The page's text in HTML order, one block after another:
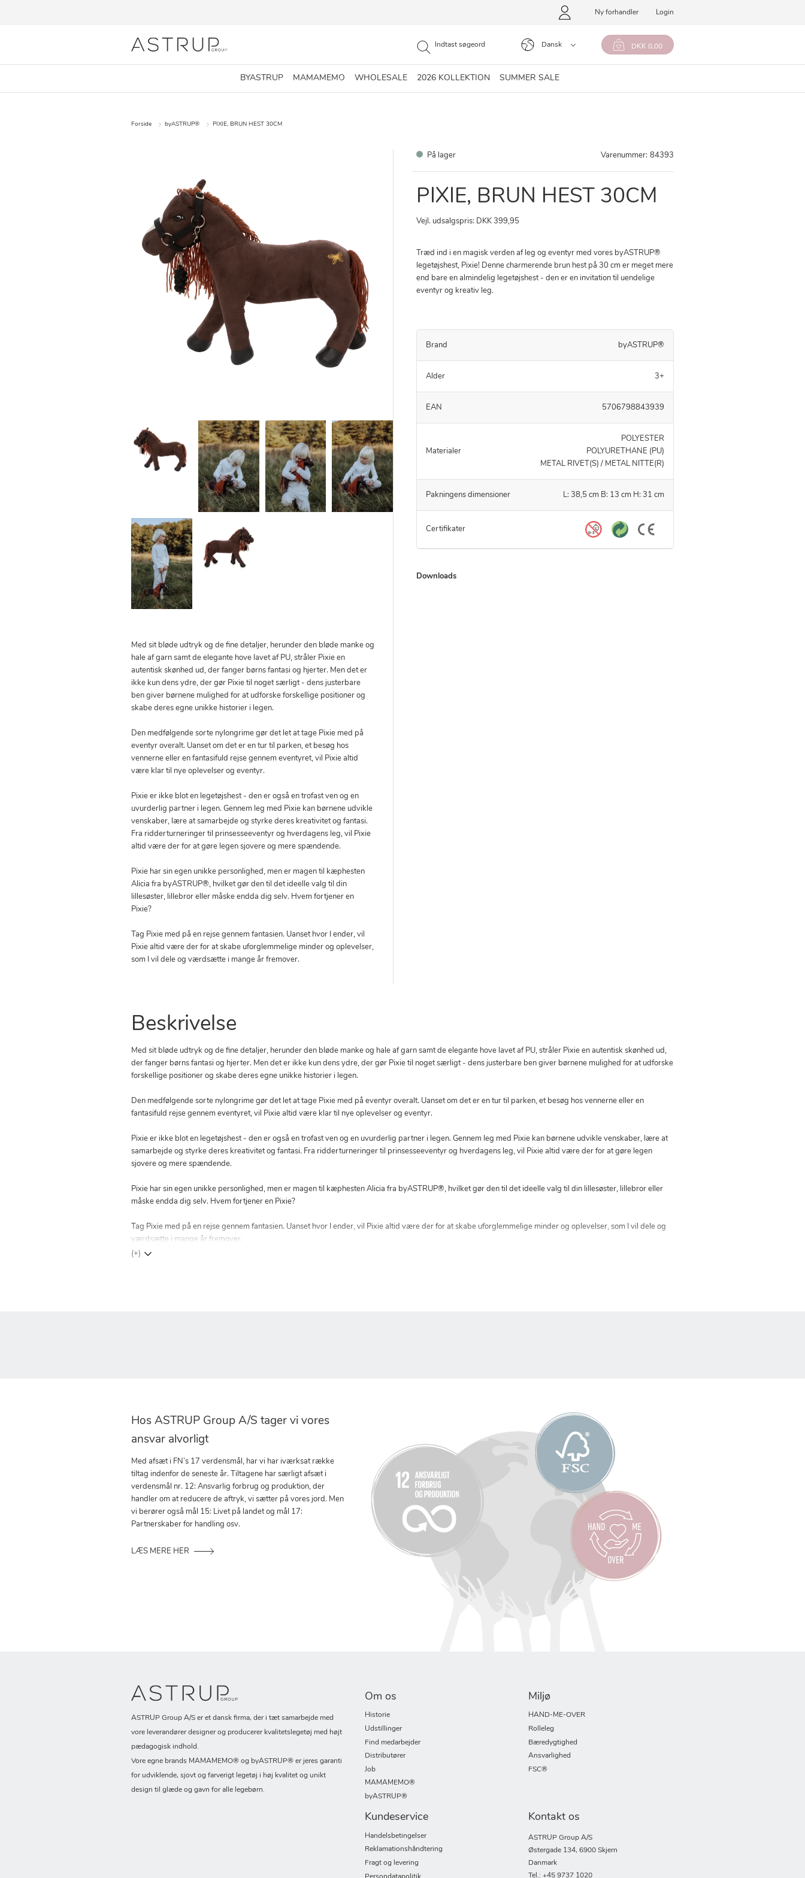
Ny forhandler Login
Dansk DKK 0,00
BYASTRUP MAMAMEMO WHOLESALE 2026 KOLLEKTION SUMMER SALE
Forside byASTRUP® PIXIE, BRUN HEST 30CM
Med sit bløde udtryk og de fine detaljer, herunder den bløde manke og
hale af garn samt de elegante hove lavet af PU, stråler Pixie en
autentisk skønhed ud, der fanger børns fantasi og hjerter. Men det er
ikke kun dens ydre, der gør Pixie til noget særligt - dens justerbare
ben giver børnene mulighed for at udforske forskellige positioner og
skabe deres egne unikke historier i legen.
Den medfølgende sorte nylongrime gør det let at tage Pixie med på
eventyr overalt. Uanset om det er en tur til parken, et besøg hos
vennerne eller en fantasifuld rejse gennem eventyret, vil Pixie altid
være klar til nye oplevelser og eventyr.
Pixie er ikke blot en legetøjshest - den er også en trofast ven og en
uvurderlig partner i legen. Gennem leg med Pixie kan børnene udvikle
venskaber, lære at samarbejde og styrke deres kreativitet og fantasi.
Fra ridderturneringer til prinsesseeventyr og hverdagens leg, vil Pixie
altid være der for at gøre legen sjovere og mere spændende.
Pixie har sin egen unikke personlighed, men er magen til kæphesten
Alicia fra byASTRUP®, hvilket gør den til det ideelle valg til din
lillesøster, lillebror eller måske endda dig selv. Hvem fortjener en
Pixie?
Tag Pixie med på en rejse gennem fantasien. Uanset hvor I ender, vil
Pixie altid være der for at skabe uforglemmelige minder og oplevelser,
som I vil dele og værdsætte i mange år fremover.
På lager Varenummer: 84393
PIXIE, BRUN HEST 30CM
Vejl. udsalgspris: DKK 399,95
Træd ind i en magisk verden af leg og eventyr med vores byASTRUP®
legetøjshest, Pixie! Denne charmerende brun hest på 30 cm er meget mere
end bare en almindelig legetøjshest - den er en invitation til uendelige
eventyr og kreativ leg.
Brand byASTRUP®
Alder 3+
EAN 5706798843939
Materialer
POLYESTER
POLYURETHANE (PU)
METAL RIVET(S) / METAL NITTE(R)
Pakningens dimensioner L: 38,5 cm B: 13 cm H: 31 cm
Certifikater
Downloads
Beskrivelse
Med sit bløde udtryk og de fine detaljer, herunder den bløde manke og hale af garn samt de elegante hove lavet af PU, stråler Pixie en autentisk skønhed ud,
der fanger børns fantasi og hjerter. Men det er ikke kun dens ydre, der gør Pixie til noget særligt - dens justerbare ben giver børnene mulighed for at udforske
forskellige positioner og skabe deres egne unikke historier i legen.
Den medfølgende sorte nylongrime gør det let at tage Pixie med på eventyr overalt. Uanset om det er en tur til parken, et besøg hos vennerne eller en
fantasifuld rejse gennem eventyret, vil Pixie altid være klar til nye oplevelser og eventyr.
Pixie er ikke blot en legetøjshest - den er også en trofast ven og en uvurderlig partner i legen. Gennem leg med Pixie kan børnene udvikle venskaber, lære at
samarbejde og styrke deres kreativitet og fantasi. Fra ridderturneringer til prinsesseeventyr og hverdagens leg, vil Pixie altid være der for at gøre legen
sjovere og mere spændende.
Pixie har sin egen unikke personlighed, men er magen til kæphesten Alicia fra byASTRUP®, hvilket gør den til det ideelle valg til din lillesøster, lillebror eller
måske endda dig selv. Hvem fortjener en Pixie?
Tag Pixie med på en rejse gennem fantasien. Uanset hvor I ender, vil Pixie altid være der for at skabe uforglemmelige minder og oplevelser, som I vil dele og
værdsætte i mange år fremover.
(+)
Hos ASTRUP Group A/S tager vi vores
ansvar alvorligt
Med afsæt i FN’s 17 verdensmål, har vi har iværksat række
tiltag indenfor de seneste år. Tiltagene har særligt afsæt i
verdensmål nr. 12: Ansvarlig forbrug og produktion, der
handler om at reducere de aftryk, vi sætter på vores jord. Men
vi berører også mål 15: Livet på landet og mål 17:
Partnerskaber for handling osv.
LÆS MERE HER
ASTRUP Group A/S er et dansk firma, der i tæt samarbejde med
vore leverandører designer og producerer kvalitetslegetøj med højt
pædagogisk indhold.
Vore egne brands MAMAMEMO® og byASTRUP® er jeres garanti
for udviklende, sjovt og farverigt legetøj i høj kvalitet og unikt
design til glæde og gavn for alle legebørn.
Om os
Historie
Udstillinger
Find medarbejder
Distributører
Job
MAMAMEMO®
byASTRUP®
Miljø
HAND-ME-OVER
Rolleleg
Bæredygtighed
Ansvarlighed
FSC®
Kundeservice
Handelsbetingelser
Reklamationshåndtering
Fragt og levering
Persondatapolitik
Kontakt os
ASTRUP Group A/S
Østergade 134, 6900 Skjern
Danmark
Tel.: +45 9737 1020